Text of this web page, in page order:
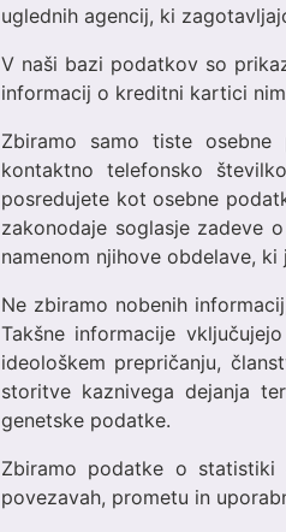
uglednih agencij, ki
V naši bazi podatkov so
informacij o kreditni kartici
Zbiramo samo tiste
kontaktno telefonsko
posredujete kot osebne
zakonodaje soglasje zadeve
namenom njihove obdelave,
Ne zbiramo nobenih
Takšne informacije
ideološkem prepričanju,
storitve kaznivega dejanja
genetske podatke.
Zbiramo podatke o statistiki
povezavah, prometu in